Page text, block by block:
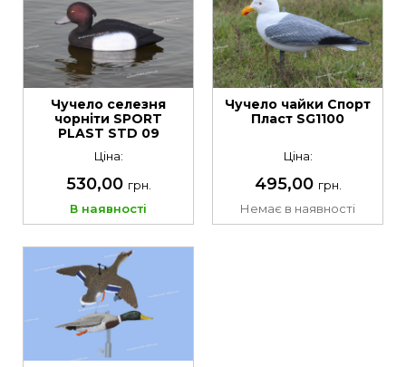
Чучело селезня
чорніти SPORT
PLAST STD 09
Ціна:
530,00 грн.
В наявності
Чучело чайки Спорт
Пласт SG1100
Ціна:
495,00 грн.
Немає в наявності